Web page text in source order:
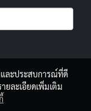
และประสบการณ์ที่ดี
ยละเอียดเพิ่มเติม